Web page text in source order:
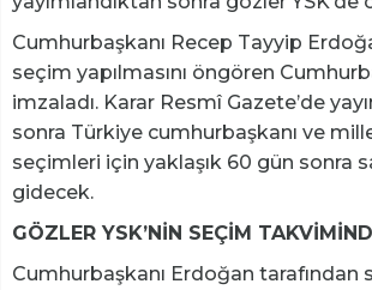
Cumhurbaşkanı Recep Tayyip
seçim yapılmasını öngören
imzaladı. Karar Resmî Gazete’de
sonra Türkiye cumhurbaşkanı ve
seçimleri için yaklaşık 60 gün sonra
gidecek.
GÖZLER YSK’NİN SEÇİM
Cumhurbaşkanı Erdoğan tarafından